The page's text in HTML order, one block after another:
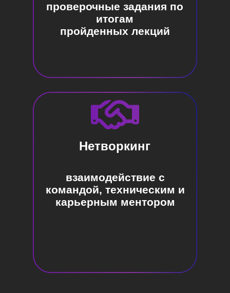
проверочные задания по
итогам
пройденных лекций
Нетворкинг
взаимодействие с
командой, техническим и
карьерным ментором